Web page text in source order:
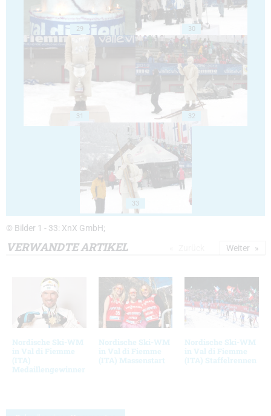
29 30
31 32
33
© Bilder 1 - 33: XnX GmbH;
VERWANDTE ARTIKEL
Nordische Ski-WM
in Val di Fiemme
(ITA)
Medaillengewinner
Nordische Ski-WM
in Val di Fiemme
(ITA) Massenstart
Nordische Ski-WM
in Val di Fiemme
(ITA) Staffelrennen
Weiter